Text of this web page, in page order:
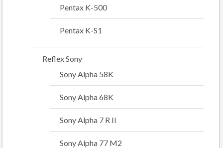
Pentax K-500
Pentax K-S1
Reflex Sony
Sony Alpha 58K
Sony Alpha 68K
Sony Alpha 7 R II
Sony Alpha 77 M2